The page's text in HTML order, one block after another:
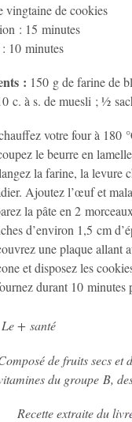
vingtaine de cookies
: 15 minutes
10 minutes
: 150 g de farine de
c. à s. de muesli ; ½
votre four à 180
le beurre en
la farine, la levure
Ajoutez l’œuf et
la pâte en 2
d’environ 1,5 cm
une plaque allant
et disposez les
durant 10 minutes
Le + santé
de fruits secs et
du groupe B,
Recette extraite du